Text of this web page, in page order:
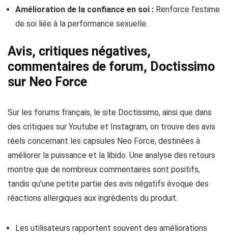
Amélioration de la confiance en soi : Renforce l’estime
de soi liée à la performance sexuelle.
Avis, critiques négatives,
commentaires de forum, Doctissimo
sur Neo Force
Sur les forums français, le site Doctissimo, ainsi que dans
des critiques sur Youtube et Instagram, on trouve des avis
réels concernant les capsules Neo Force, destinées à
améliorer la puissance et la libido. Une analyse des retours
montre que de nombreux commentaires sont positifs,
tandis qu’une petite partie des avis négatifs évoque des
réactions allergiques aux ingrédients du produit.
Les utilisateurs rapportent souvent des améliorations